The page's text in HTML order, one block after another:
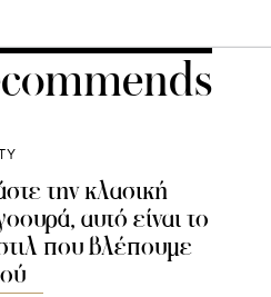
την κλασική
αυτό είναι το
που βλέπουμε